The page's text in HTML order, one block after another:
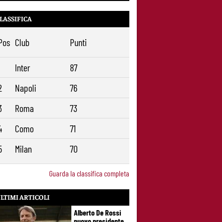
Club Punti
Inter
87
Napoli
76
Roma
73
Como
71
Milan 70
Guarda la classifica completa
ARTICOLI
Alberto De Rossi